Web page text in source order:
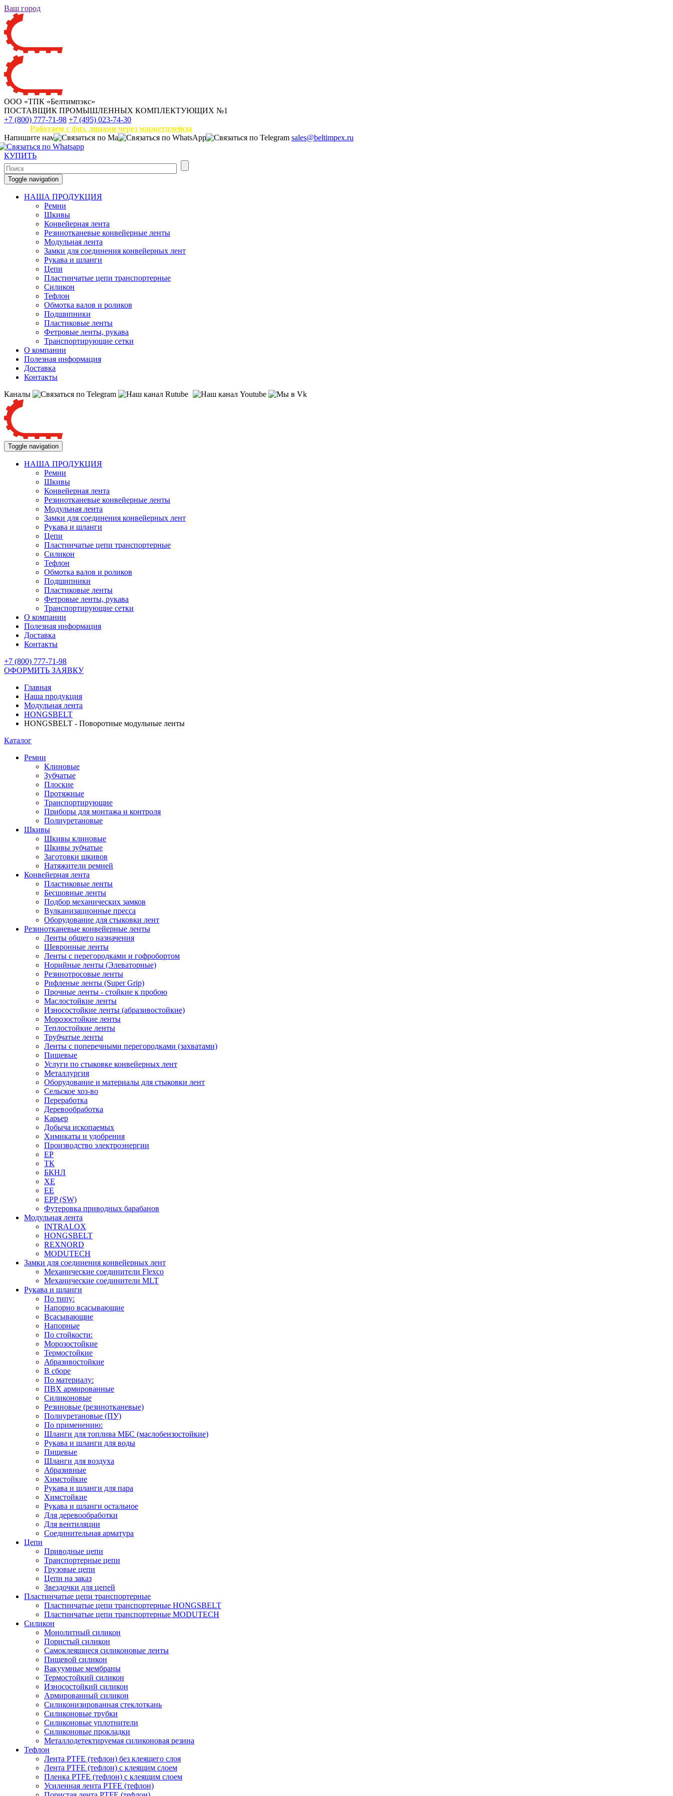
Ваш город
ООО «ТПК «Белтимпэкс»
ПОСТАВЩИК ПРОМЫШЛЕННЫХ КОМПЛЕКТУЮЩИХ №1
+7 (800) 777-71-98 +7 (495) 023-74-30
Работаем с физ. лицами через маркетплейсы
Напишите нам
sales@beltimpex.ru
КУПИТЬ
Toggle navigation
НАША ПРОДУКЦИЯ
Ремни
Шкивы
Конвейерная лента
Резинотканевые конвейерные ленты
Модульная лента
Замки для соединения конвейерных лент
Рукава и шланги
Цепи
Пластинчатые цепи транспортерные
Силикон
Тефлон
Обмотка валов и роликов
Подшипники
Пластиковые ленты
Фетровые ленты, рукава
Транспортирующие сетки
О компании
Полезная информация
Доставка
Контакты
Каналы
Toggle navigation
НАША ПРОДУКЦИЯ
Ремни
Шкивы
Конвейерная лента
Резинотканевые конвейерные ленты
Модульная лента
Замки для соединения конвейерных лент
Рукава и шланги
Цепи
Пластинчатые цепи транспортерные
Силикон
Тефлон
Обмотка валов и роликов
Подшипники
Пластиковые ленты
Фетровые ленты, рукава
Транспортирующие сетки
О компании
Полезная информация
Доставка
Контакты
+7 (800) 777-71-98
ОФОРМИТЬ ЗАЯВКУ
Главная
Наша продукция
Модульная лента
HONGSBELT
HONGSBELT - Поворотные модульные ленты
Каталог
Ремни
Клиновые
Зубчатые
Плоские
Протяжные
Транспортирующие
Приборы для монтажа и контроля
Полиуретановые
Шкивы
Шкивы клиновые
Шкивы зубчатые
Заготовки шкивов
Натяжители ремней
Конвейерная лента
Пластиковые ленты
Бесшовные ленты
Подбор механических замков
Вулканизационные пресса
Оборудование для стыковки лент
Резинотканевые конвейерные ленты
Ленты общего назначения
Шевронные ленты
Ленты с перегородками и гофробортом
Норийные ленты (Элеваторные)
Резинотросовые ленты
Рифленые ленты (Super Grip)
Прочные ленты - стойкие к пробою
Маслостойкие ленты
Износостойкие ленты (абразивостойкие)
Морозостойкие ленты
Теплостойкие ленты
Трубчатые ленты
Ленты с поперечными перегородками (захватами)
Пищевые
Услуги по стыковке конвейерных лент
Металлургия
Оборудование и материалы для стыковки лент
Сельское хоз-во
Переработка
Деревообработка
Карьер
Добыча ископаемых
Химикаты и удобрения
Производство электроэнергии
EP
ТК
БКНЛ
XE
EE
EPP (SW)
Футеровка приводных барабанов
Модульная лента
INTRALOX
HONGSBELT
REXNORD
MODUTECH
Замки для соединения конвейерных лент
Механические соединители Flexco
Механические соединители MLT
Рукава и шланги
По типу:
Напорно всасывающие
Всасывающие
Напорные
По стойкости:
Морозостойкие
Термостойкие
Абразивостойкие
В сборе
По материалу:
ПВХ армированные
Силиконовые
Резиновые (резинотканевые)
Полиуретановые (ПУ)
По применению:
Шланги для топлива МБС (маслобензостойкие)
Рукава и шланги для воды
Пищевые
Шланги для воздуха
Абразивные
Химстойкие
Рукава и шланги для пара
Химстойкие
Рукава и шланги остальное
Для деревообработки
Для вентиляции
Соединительная арматура
Цепи
Приводные цепи
Транспортерные цепи
Грузовые цепи
Цепи на заказ
Звездочки для цепей
Пластинчатые цепи транспортерные
Пластинчатые цепи транспортерные HONGSBELT
Пластинчатые цепи транспортерные MODUTECH
Силикон
Монолитный силикон
Пористый силикон
Самоклеящиеся силиконовые ленты
Пищевой силикон
Вакуумные мембраны
Термостойкий силикон
Износостойкий силикон
Армированный силикон
Силиконизированная стеклоткань
Силиконовые трубки
Силиконовые уплотнители
Силиконовые прокладки
Металлодетектируемая силиконовая резина
Тефлон
Лента PTFE (тефлон) без клеящего слоя
Лента PTFE (тефлон) с клеящим слоем
Пленка PTFE (тефлон) с клеящим слоем
Усиленная лента PTFE (тефлон)